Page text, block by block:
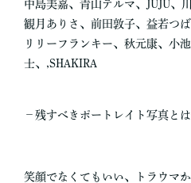
中島美嘉、青山テルマ、JUJU、
観月ありさ、前田敦子、益若つば
リリーフランキー、秋元康、小
士、,SHAKIRA
－残すべきポートレイト写真と
笑顔でなくてもいい、トラウマ